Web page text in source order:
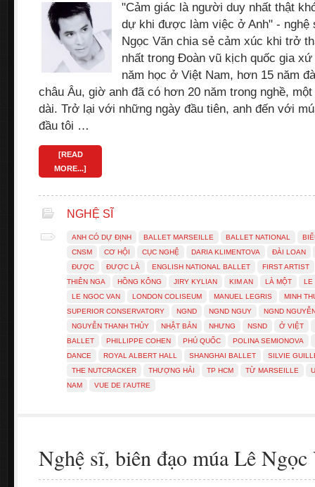
"Cảm giác là người duy nhất thật
dự khi được làm việc ở Anh" - nghệ
Ngọc Văn chia sẻ cảm xúc khi trở
nhất trong Đoàn vũ kịch quốc gia
năm học ở Việt Nam, hơn 15 năm
châu Âu, giờ anh đã có hơn 20 năm trong nghề,
dài. Trở lại với những ngày đầu tiên, anh đến với
đầu tôi …
[READ
MORE...]
NGHỆ SĨ
ANH CÓ DỰ ĐỊNH BALLET MARSEILLE BALLET NATIONAL
CNSM
CƠ HỘI CỤC NGHỆ DARIA KLIMENTOVA
ĐÀI LOAN
ĐƯỢC
ĐƯỢC LÀ ENGLISH NATIONAL BALLET
FIRST ARTIST
THIÊN NGA
HỒNG KÔNG JIRY KYLIAN KIM AN LÀ MỘT
LE
LE NGOC VAN
LONDON COLISEUM MANUEL LEGRIS
MINH
SUPERIOR CONSERVATORY
NGND NGND NGUY
NGND
NGUYỄN THANH THỦY
NHẬT BẢN NHƯNG NSND
Ở VIỆT
BALLET
PHILLIPPE COHEN PHÚ QUỐC
POLINA SEMIONOVA
DANCE
ROYAL ALBERT HALL SHANGHAI BALLET
SILVIE
THE NUTCRACKER
THƯỢNG HẢI TP HCM TỪ MARSEILLE
NAM
VUE DE I'AUTRE
Nghệ sĩ, biên đạo múa Lê Ngọc